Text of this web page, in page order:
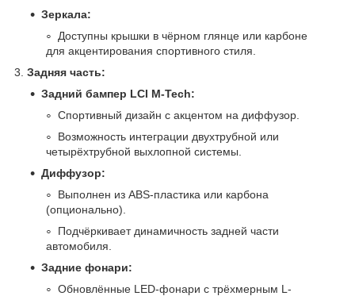
Зеркала:
Доступны крышки в чёрном глянце или карбоне
для акцентирования спортивного стиля.
3. Задняя часть:
Задний бампер LCI M-Tech:
Спортивный дизайн с акцентом на диффузор.
Возможность интеграции двухтрубной или
четырёхтрубной выхлопной системы.
Диффузор:
Выполнен из ABS-пластика или карбона
(опционально).
Подчёркивает динамичность задней части
автомобиля.
Задние фонари:
Обновлённые LED-фонари с трёхмерным L-